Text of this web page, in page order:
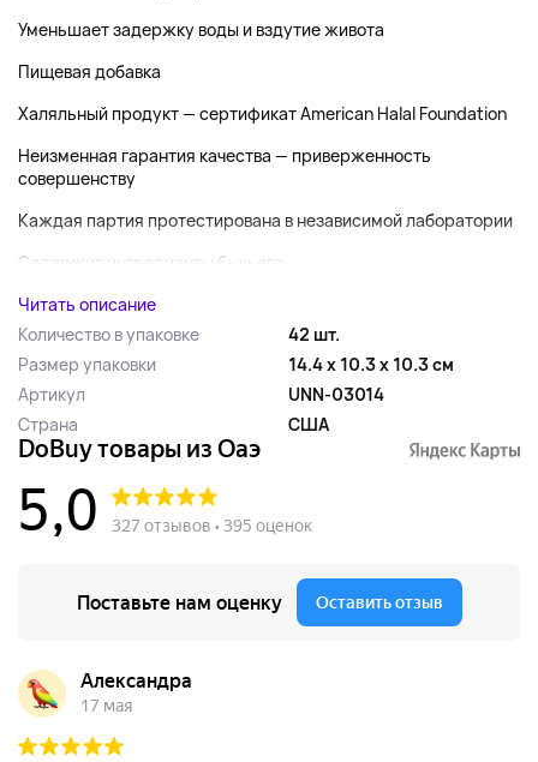
Уменьшает задержку воды и вздутие живота
Пищевая добавка
Халяльный продукт — сертификат American Halal Foundation
Неизменная гарантия качества — приверженность
совершенству
Каждая партия протестирована в независимой лаборатории
Содержит ингредиенты бычьего...
Читать описание
Количество в упаковке
42 шт.
Размер упаковки
14.4 x 10.3 x 10.3 см
Артикул
UNN-03014
Страна
США